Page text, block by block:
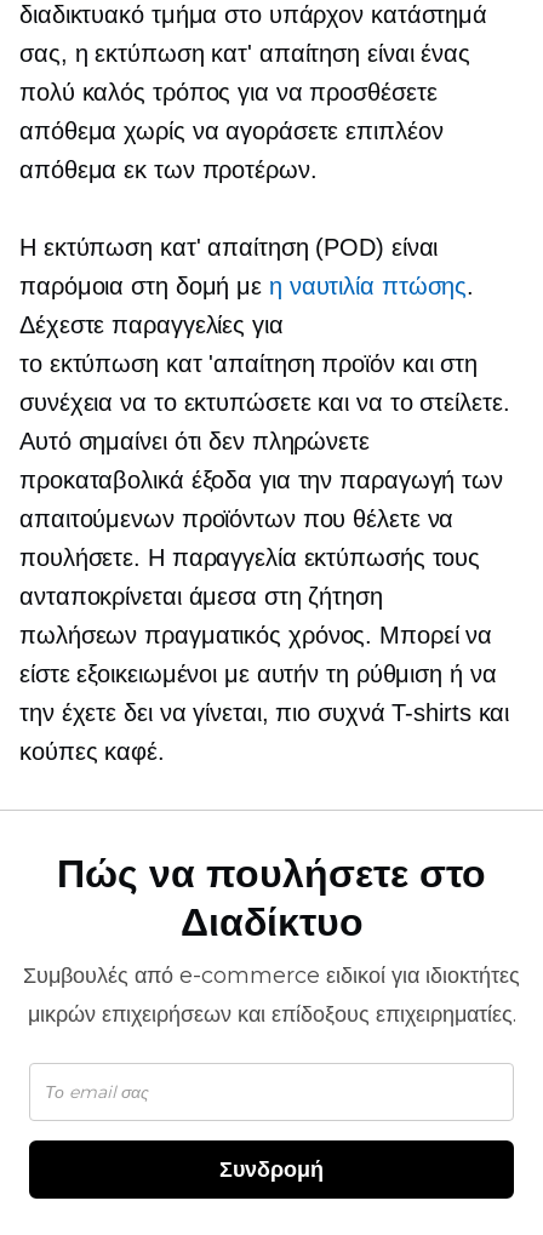
διαδικτυακό τμήμα στο υπάρχον κατάστημά
σας, η εκτύπωση κατ' απαίτηση είναι ένας
πολύ καλός τρόπος για να προσθέσετε
απόθεμα χωρίς να αγοράσετε επιπλέον
απόθεμα εκ των προτέρων.
Η εκτύπωση κατ' απαίτηση (POD) είναι
παρόμοια στη δομή με η ναυτιλία πτώσης.
Δέχεστε παραγγελίες για
το εκτύπωση κατ 'απαίτηση προϊόν και στη
συνέχεια να το εκτυπώσετε και να το στείλετε.
Αυτό σημαίνει ότι δεν πληρώνετε
προκαταβολικά έξοδα για την παραγωγή των
απαιτούμενων προϊόντων που θέλετε να
πουλήσετε. Η παραγγελία εκτύπωσής τους
ανταποκρίνεται άμεσα στη ζήτηση
πωλήσεωνπραγματικός χρόνος. Μπορεί να
είστε εξοικειωμένοι με αυτήν τη ρύθμιση ή να
την έχετε δει να γίνεται, πιο συχνάT-shirtsκαι
κούπες καφέ.
Πώς να πουλήσετε στο
Διαδίκτυο
Συμβουλές από e-commerce ειδικοί για ιδιοκτήτες
μικρών επιχειρήσεων και επίδοξους επιχειρηματίες.
Συνδρομή